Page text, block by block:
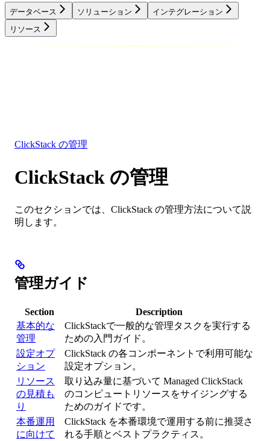
データベース ソリューション
インテグレーション
リソース
ClickStack の管理
ClickStack の管理
このセクションでは、ClickStack の管理方法について説
明します。
管理ガイド
Section
Description
基本的な
管理
ClickStackで一般的な管理タスクを実行する
ための入門ガイド。
設定オプ
ション
ClickStack の各コンポーネントで利用可能な
設定オプション。
リソース
の見積も
り
取り込み量に基づいて Managed ClickStack
のコンピュートリソースをサイジングする
ためのガイドです。
本番運用
に向けて
ClickStack を本番環境で運用する前に推奨さ
れる手順とベストプラクティス。